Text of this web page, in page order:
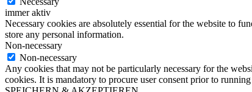
immer aktiv
Necessary cookies are absolutely essential for the website to
store any personal information.
Non-necessary
Non-necessary
Any cookies that may not be particularly necessary for the
cookies. It is mandatory to procure user consent prior to